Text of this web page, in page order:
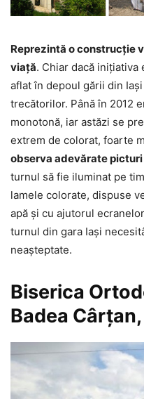
Reprezintă o construcție
viață. Chiar dacă inițiativa
aflat în depoul gării din
trecătorilor. Până în 2012
monotonă, iar astăzi se
extrem de colorat, foarte
observa adevărate
turnul să fie iluminat pe
lamele colorate, dispuse
apă și cu ajutorul
turnul din gara Iași
neașteptate.
Biserica
Badea